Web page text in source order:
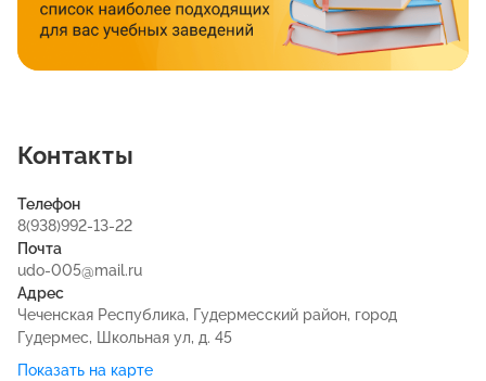
Контакты
Телефон
8(938)992-13-22
Почта
udo-005@mail.ru
Адрес
Чеченская Республика, Гудермесский район, город
Гудермес, Школьная ул, д. 45
Показать на карте